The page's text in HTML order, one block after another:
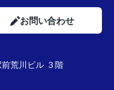
お問い合わせ
荒川ビル ３階